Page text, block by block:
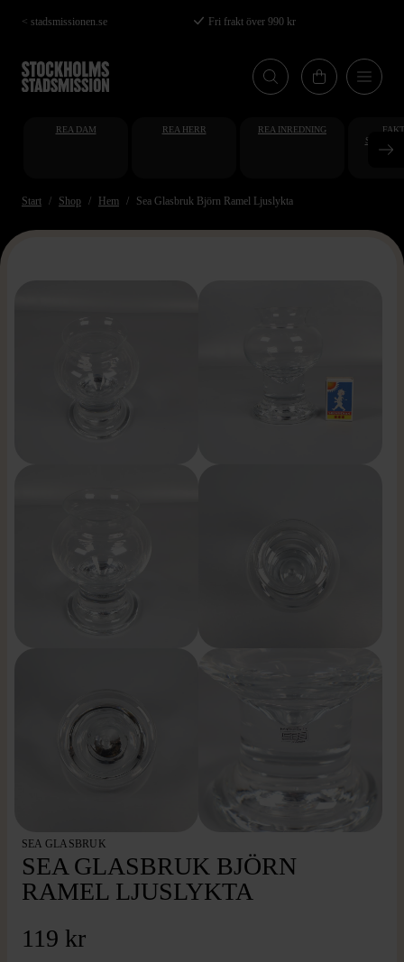
Hoppa
till
huvudinnehåll
< stadsmissionen.se Fri frakt över 990 kr
REA DAM REA HERR REA INREDNING
Start Shop Hem Sea Glasbruk Björn Ramel Ljuslykta
SEA GLASBRUK
SEA GLASBRUK BJÖRN
RAMEL LJUSLYKTA
119 kr